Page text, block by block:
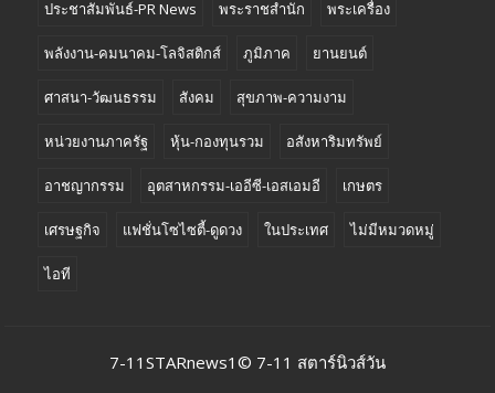
ประชาสัมพันธ์-PR News พระราชสำนัก พระเครื่อง
พลังงาน-คมนาคม-โลจิสติกส์ ภูมิภาค ยานยนต์
ศาสนา-วัฒนธรรม สังคม สุขภาพ-ความงาม
หน่วยงานภาครัฐ หุ้น-กองทุนรวม อสังหาริมทรัพย์
อาชญากรรม อุตสาหกรรม-เออีซี-เอสเอมอี เกษตร
เศรษฐกิจ แฟชั่นโซไซตี้-ดูดวง ในประเทศ ไม่มีหมวดหมู่
ไอที
7-11STARnews1© 7-11 สตาร์นิวส์วัน